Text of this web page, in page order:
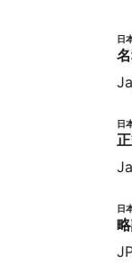
日
日
日